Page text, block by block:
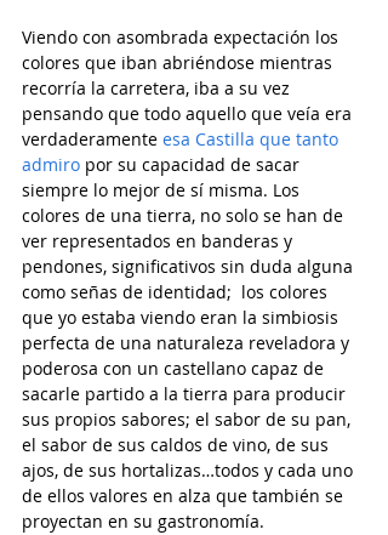
Viendo con asombrada expectación los
colores que iban abriéndose mientras
recorría la carretera, iba a su vez
pensando que todo aquello que veía era
verdaderamente esa Castilla que tanto
admiro por su capacidad de sacar
siempre lo mejor de sí misma. Los
colores de una tierra, no solo se han de
ver representados en banderas y
pendones, significativos sin duda alguna
como señas de identidad;  los colores
que yo estaba viendo eran la simbiosis
perfecta de una naturaleza reveladora y
poderosa con un castellano capaz de
sacarle partido a la tierra para producir
sus propios sabores; el sabor de su pan,
el sabor de sus caldos de vino, de sus
ajos, de sus hortalizas…todos y cada uno
de ellos valores en alza que también se
proyectan en su gastronomía.